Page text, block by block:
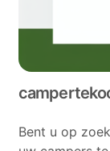
Bent u op